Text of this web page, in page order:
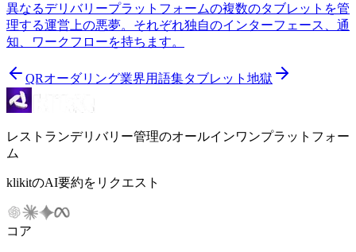
異なるデリバリープラットフォームの複数のタブレットを管
理する運営上の悪夢。それぞれ独自のインターフェース、通
知、ワークフローを持ちます。
QRオーダリング業界用語集タブレット地獄
レストランデリバリー管理のオールインワンプラットフォー
ム
klikitのAI要約をリクエスト
コア